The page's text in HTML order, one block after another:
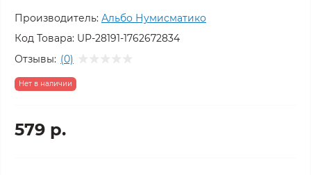
Производитель: Альбо Нумисматико
Код Товара: UP-28191-1762672834
Отзывы: (0)
Нет в наличии
579 р.